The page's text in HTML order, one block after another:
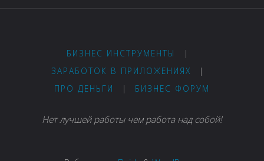
БИЗНЕС ИНСТРУМЕНТЫ
|
ЗАРАБОТОК В ПРИЛОЖЕНИЯХ
|
ПРО ДЕНЬГИ
| БИЗНЕС ФОРУМ
Нет лучшей работы чем работа над собой!